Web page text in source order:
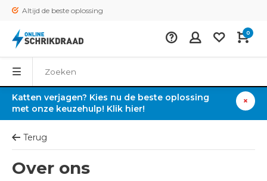
Altijd de beste oplossing
0
Katten verjagen? Kies nu de beste oplossing
met onze keuzehulp! Klik hier!
Terug
Over ons